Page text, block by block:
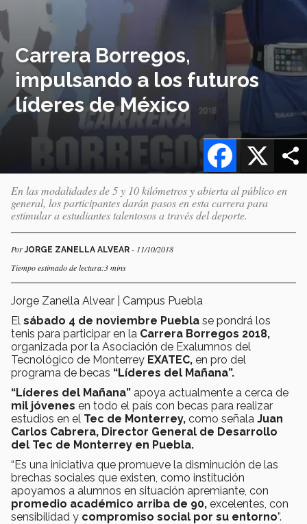
Carrera Borregos,
impulsando a los futuros
líderes de México
X
Facebook
En las modalidades de 5 y 10 kilómetros y abierta al público en
general, los participantes darán pasos en esta carrera para
estimular a estudiantes talentosos a través del deporte.
PorJORGE ZANELLA ALVEAR - 11/10/2018
Tiempo estimado de lectura:3 mins
Jorge Zanella Alvear | Campus Puebla
El sábado 4 de noviembre Puebla se pondrá los
tenis para participar en la Carrera Borregos 2018,
organizada por la Asociación de Exalumnos del
Tecnológico de Monterrey EXATEC, en pro del
programa de becas “Líderes del Mañana”.
“Líderes del Mañana” apoya actualmente a cerca de
mil jóvenes en todo el país con becas para realizar
estudios en el Tec de Monterrey, como señala Juan
Carlos Cabrera, Director General de Desarrollo
del Tec de Monterrey en Puebla.
“Es una iniciativa que promueve la disminución de las
brechas sociales que existen, como institución
apoyamos a alumnos en situación apremiante, con
promedio académico arriba de 90, excelentes, con
sensibilidad y compromiso social por su entorno”.